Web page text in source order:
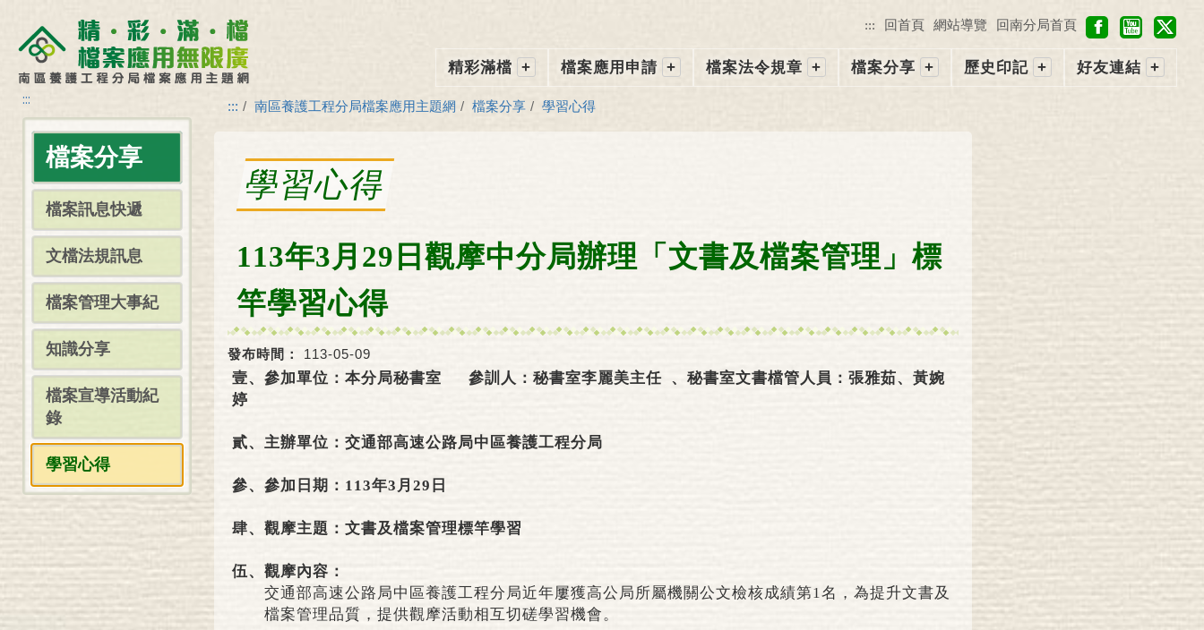
要
::: 回首頁 網站導覽 回南分局首頁
c
e
u
t
精彩滿檔 檔案應用申請 檔案法令規章 檔案分享 歷史印記
好友連結
:::
檔案分享
檔案訊息快遞
文檔法規訊息
檔案管理大事紀
知識分享
檔案宣導活動紀
錄
學習心得
::: 南區養護工程分局檔案應用主題網 檔案分享 學習心得
學習心得
113年3月29日觀摩中分局辦理「文書及檔案管理」標
竿學習心得
發布時間： 113-05-09
壹、參加單位：本分局秘書室 參訓人：秘書室李麗美主任 、秘書室文書檔管人員：張雅茹、黃婉
婷
貳、主辦單位：交通部高速公路局中區養護工程分局
參、參加日期：113年3月29日
肆、觀摩主題：文書及檔案管理標竿學習
伍、 觀摩內容：
交通部高速公路局中區養護工程分局近年屢獲高公局所屬機關公文檢核成績第1名，為提升文書及
檔案管理品質，提供觀摩活動相互切磋學習機會。